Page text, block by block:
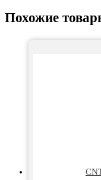
Похожие